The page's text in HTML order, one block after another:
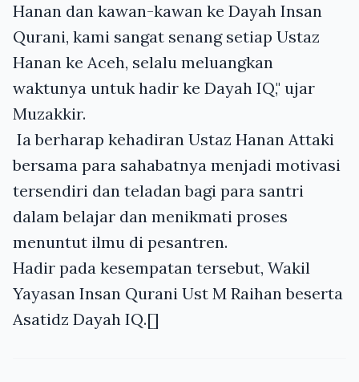
Hanan dan kawan-kawan ke Dayah Insan
Qurani, kami sangat senang setiap Ustaz
Hanan ke Aceh, selalu meluangkan
waktunya untuk hadir ke Dayah IQ," ujar
Muzakkir.
Ia berharap kehadiran Ustaz Hanan Attaki
bersama para sahabatnya menjadi motivasi
tersendiri dan teladan bagi para santri
dalam belajar dan menikmati proses
menuntut ilmu di pesantren.
Hadir pada kesempatan tersebut, Wakil
Yayasan Insan Qurani Ust M Raihan beserta
Asatidz Dayah IQ.[]